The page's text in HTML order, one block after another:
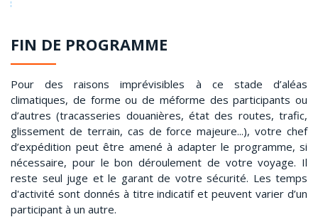
FIN DE PROGRAMME
Pour des raisons imprévisibles à ce stade d’aléas
climatiques, de forme ou de méforme des participants ou
d’autres (tracasseries douanières, état des routes, trafic,
glissement de terrain, cas de force majeure...), votre chef
d’expédition peut être amené à adapter le programme, si
nécessaire, pour le bon déroulement de votre voyage. Il
reste seul juge et le garant de votre sécurité. Les temps
d'activité sont donnés à titre indicatif et peuvent varier d’un
participant à un autre.